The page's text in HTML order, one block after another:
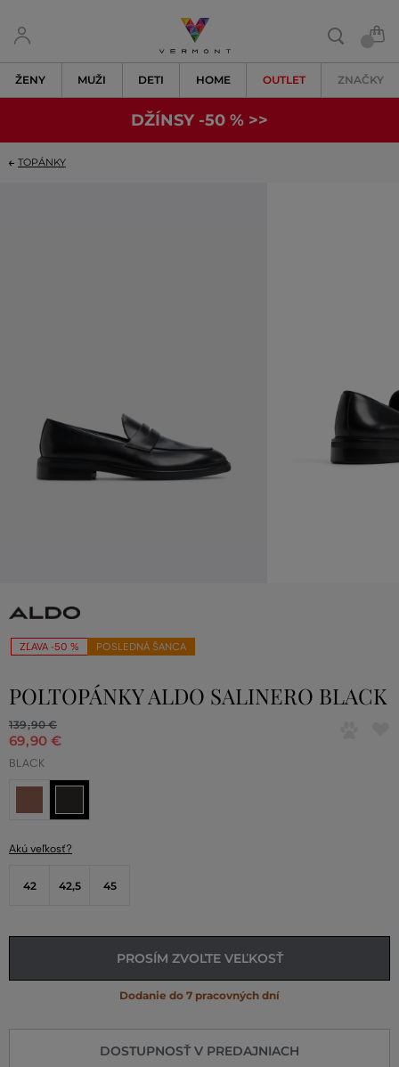
ŽENY MUŽI DETI HOME OUTLET ZNAČKY
DŽÍNSY -50 % >>
TOPÁNKY
ZĽAVA -50 % POSLEDNÁ ŠANCA
POLTOPÁNKY ALDO SALINERO BLACK
139,90 €
69,90 €
BLACK
Akú veľkosť?
42 42,5 45
PROSÍM ZVOĽTE VEĽKOSŤ
Dodanie do 7 pracovných dní
DOSTUPNOSŤ V PREDAJNIACH